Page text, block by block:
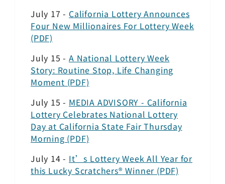
July 17 - California Lottery Announces
Four New Millionaires For Lottery Week
(PDF)
July 15 -A National Lottery Week
Story: Routine Stop, Life Changing
Moment (PDF)
July 15 - MEDIA ADVISORY - California
Lottery Celebrates National Lottery
Day at California State Fair Thursday
Morning (PDF)
July 14 - It’s Lottery Week All Year for
this Lucky Scratchers® Winner (PDF)